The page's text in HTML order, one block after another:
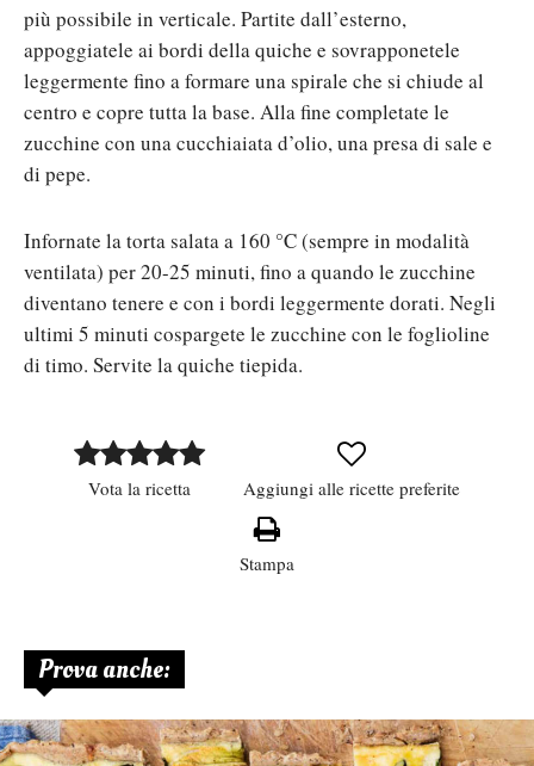
più possibile in verticale. Partite dall’esterno,
appoggiatele ai bordi della quiche e sovrapponetele
leggermente fino a formare una spirale che si chiude al
centro e copre tutta la base. Alla fine completate le
zucchine con una cucchiaiata d’olio, una presa di sale e
di pepe.
Infornate la torta salata a 160 °C (sempre in modalità
ventilata) per 20-25 minuti, fino a quando le zucchine
diventano tenere e con i bordi leggermente dorati. Negli
ultimi 5 minuti cospargete le zucchine con le foglioline
di timo. Servite la quiche tiepida.
Vota la ricetta Aggiungi alle ricette preferite
Stampa
Prova anche: